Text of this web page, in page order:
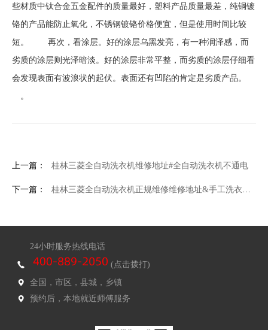
些材质中钛合金五金配件的质量最好，塑料产品质量最差，纯铜镀
铬的产品能防止氧化，不锈钢镀铬价格便宜，但是使用时间比较
短。 再次，看涂层。好的涂层乌黑发亮，有一种润泽感，而
劣质的涂层则光泽暗淡。好的涂层非常平整，而劣质的涂层仔细看
会发现表面有波浪状的起伏。表面还有凹陷的肯定是劣质产品。
。
上一篇： 桂林三菱全自动洗衣机维修地址#全自动洗衣机不通电
下一篇： 桂林三菱全自动洗衣机正规维修维修地址&手工洗衣机怎么做
24小时服务热线电话
(点击拨打)
全国，市区，县城，乡镇
预约后，本地就近师傅服务